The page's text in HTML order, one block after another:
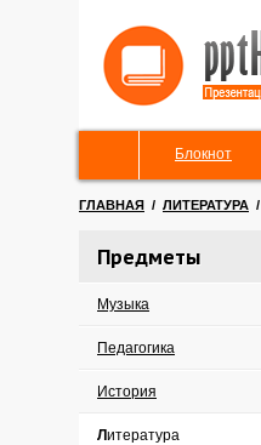
Блокнот
ГЛАВНАЯ / ЛИТЕРАТУРА /
Предметы
Музыка
Педагогика
История
Литература